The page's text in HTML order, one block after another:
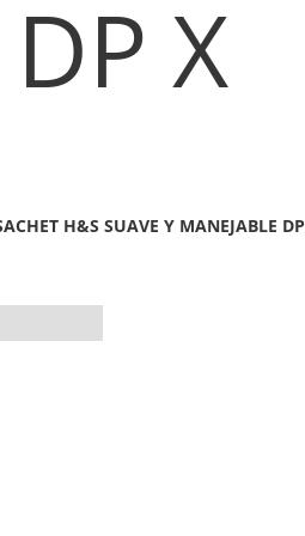
X
H&S SUAVE Y MANEJABLE DP